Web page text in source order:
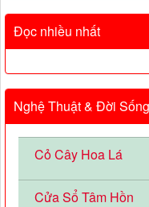
Đọc nhiều nhất
Nghệ Thuật & Đời Sống
Cỏ Cây Hoa Lá
Cửa Sổ Tâm Hồn